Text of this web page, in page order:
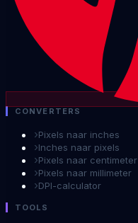
CONVERTERS
›Pixels naar inches
›Inches naar pixels
›Pixels naar centimeter
›Pixels naar millimeter
›DPI-calculator
TOOLS